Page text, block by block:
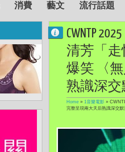
消費 藝文 流行話題
CWNTP
清芳「走
爆笑 〈
熟識深交
Home » 1音樂電影 »
完整呈現兩大天后熟識深交默